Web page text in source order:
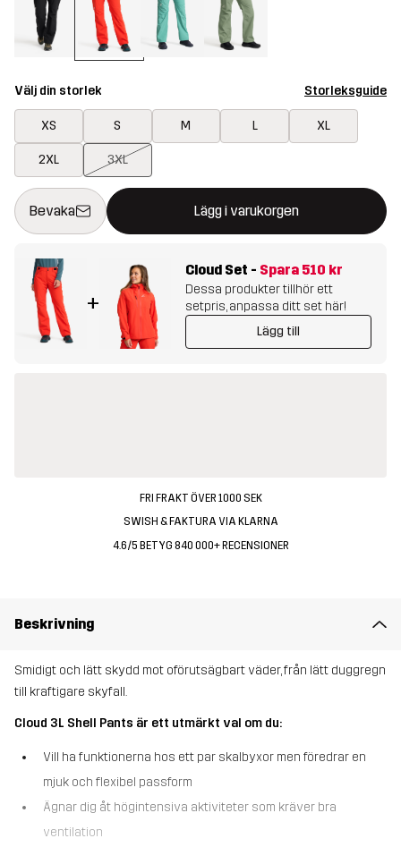
Välj din storlek Storleksguide
XS S M L XL
2XL 3XL
Bevaka Lägg i varukorgen
Denna knapp kommer att öppna en modal som bekräftar en ny
{{size}} inte tillgänglig
+
Cloud Set - Spara 510 kr
Dessa produkter tillhör ett
setpris, anpassa ditt set här!
Lägg till
FRI FRAKT ÖVER 1000 SEK
SWISH & FAKTURA VIA KLARNA
4.6/5 BETYG 840 000+ RECENSIONER
Beskrivning
Smidigt och lätt skydd mot oförutsägbart väder, från lätt duggregn
till kraftigare skyfall.
Cloud 3L Shell Pants är ett utmärkt val om du:
Vill ha funktionerna hos ett par skalbyxor men föredrar en
mjuk och flexibel passform
Ägnar dig åt högintensiva aktiviteter som kräver bra
ventilation